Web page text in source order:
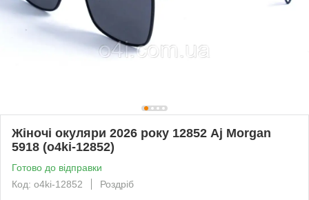
Жіночі окуляри 2026 року 12852 Aj Morgan
5918 (o4ki-12852)
Готово до відправки
Код: o4ki-12852
Роздріб